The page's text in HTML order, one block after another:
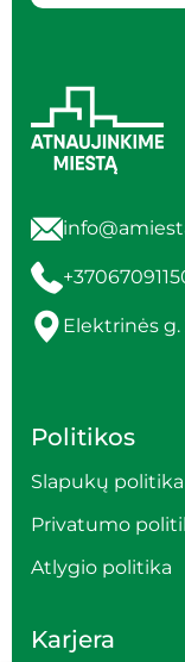
Elektrinės g.
Politikos
Slapukų politika
Privatumo
Atlygio politika
Karjera